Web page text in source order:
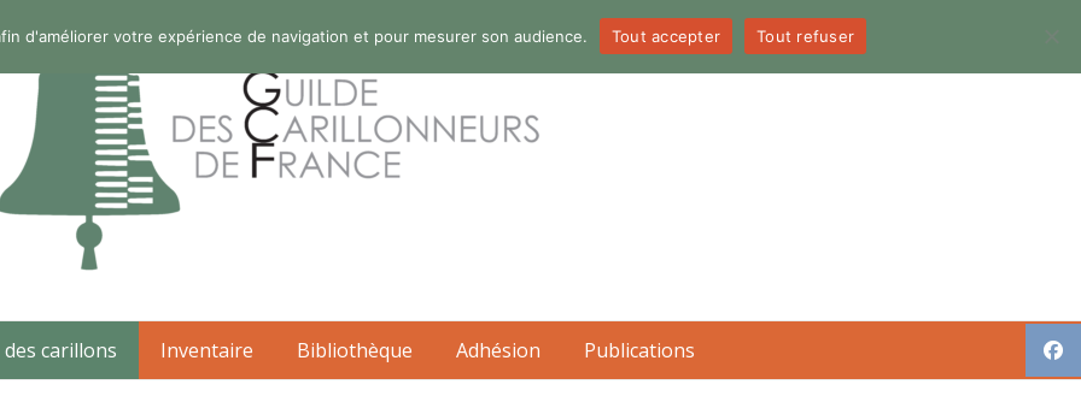
des carillons Inventaire Bibliothèque Adhésion Publications
d'améliorer votre expérience de navigation et pour mesurer son audience. Tout accepter Tout refuser